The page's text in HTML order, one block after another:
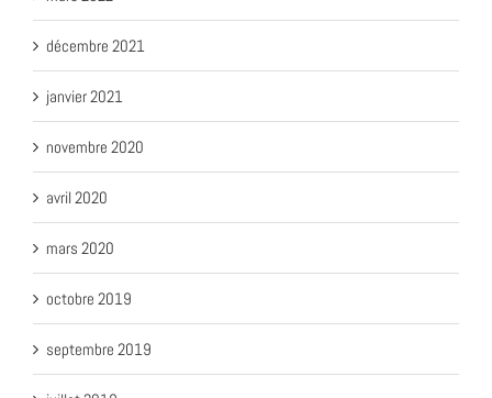
décembre 2021
janvier 2021
novembre 2020
avril 2020
mars 2020
octobre 2019
septembre 2019